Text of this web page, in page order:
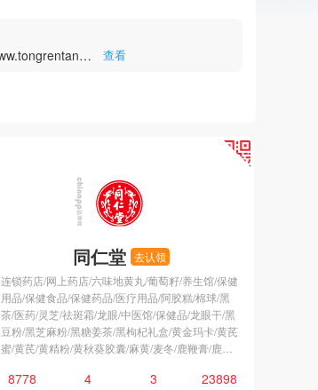
https://www.tongrentang.com/
查看
同仁堂 去认领
连锁药店/网上药店/六味地黄丸/葡萄籽/养生馆/保健
用品/保健食品/保健药品/医疗用品/阿胶糕/棉球/黑
茶/医药/灵芝/祛斑霜/龙眼/中医馆/保健品/龙眼干/黑
豆粉/黑芝麻粉/黑糖姜茶/黑枸杞礼盒/黄金玛卡/黄芪
蜜/黄芪/黄精粉/黄秋葵胶囊/麻黄/麦冬/鹿鞭膏/鹿茸
蛤膏/雪梨膏/降酸茶/陈皮/阿胶膏/阿胶片/阿胶浆/阿
8778 4 3 23898